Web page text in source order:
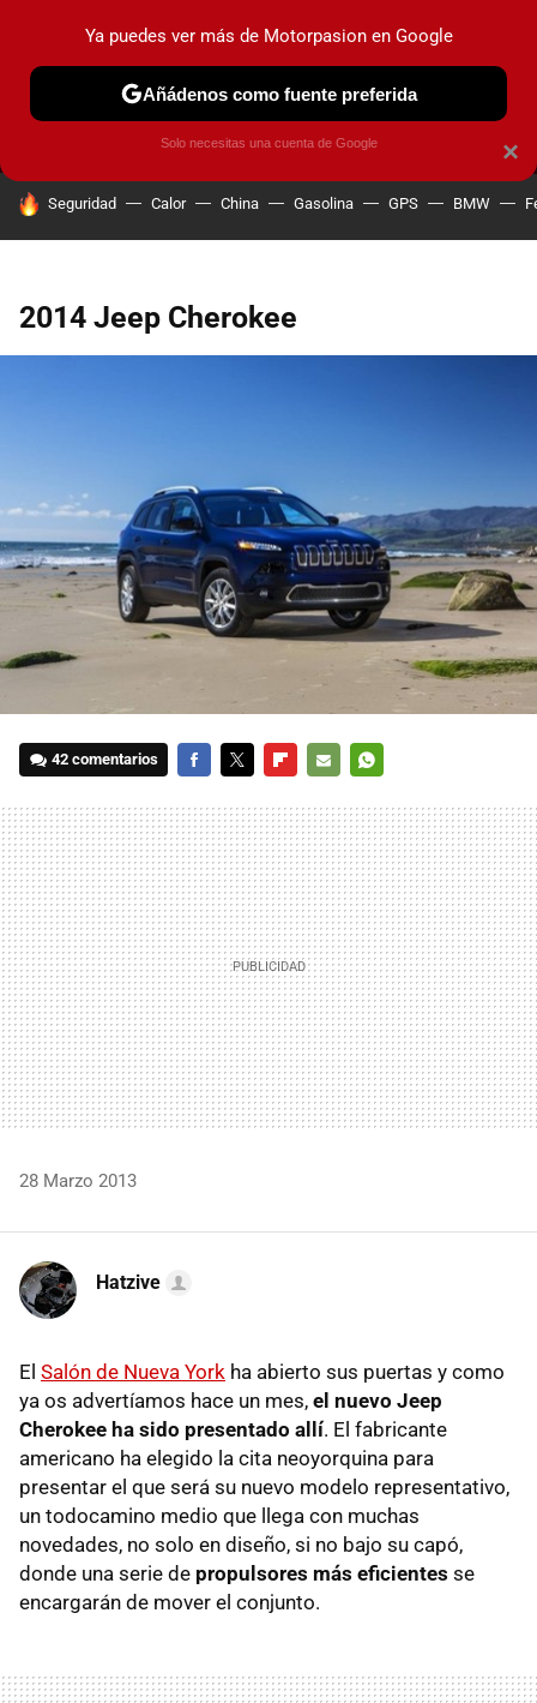
MENÚ NUEVO
COCHES ELÉCTRICOS OBSERVATORIO
HOY SE HABLA DE
Seguridad Calor China Gasolina GPS BMW
2014 Jeep Cherokee
42 comentarios
MAIL
28 Marzo 2013
Hatzive
El Salón de Nueva York ha abierto sus puertas y como
ya os advertíamos hace un mes, el nuevo Jeep
Cherokee ha sido presentado allí. El fabricante
americano ha elegido la cita neoyorquina para
presentar el que será su nuevo modelo representativo,
un todocamino medio que llega con muchas
novedades, no solo en diseño, si no bajo su capó,
donde una serie de propulsores más eficientes se
encargarán de mover el conjunto.
×
Ya puedes ver más de Motorpasion en Google
Añádenos como fuente preferida
Solo necesitas una cuenta de Google